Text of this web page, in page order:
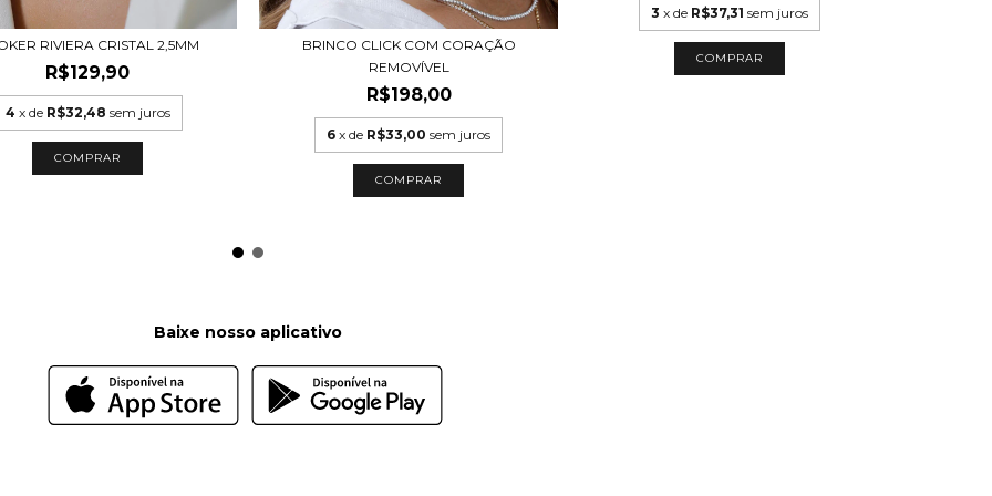
RIVIERA CRISTAL 2,5MM
R$129,90
4 x de R$32,48 sem juros
COMPRAR
BRINCO CLICK COM CORAÇÃO
REMOVÍVEL
R$198,00
6 x de R$33,00 sem juros
COMPRAR
3 x de R$37,31 sem juros
COMPRAR
Baixe nosso aplicativo